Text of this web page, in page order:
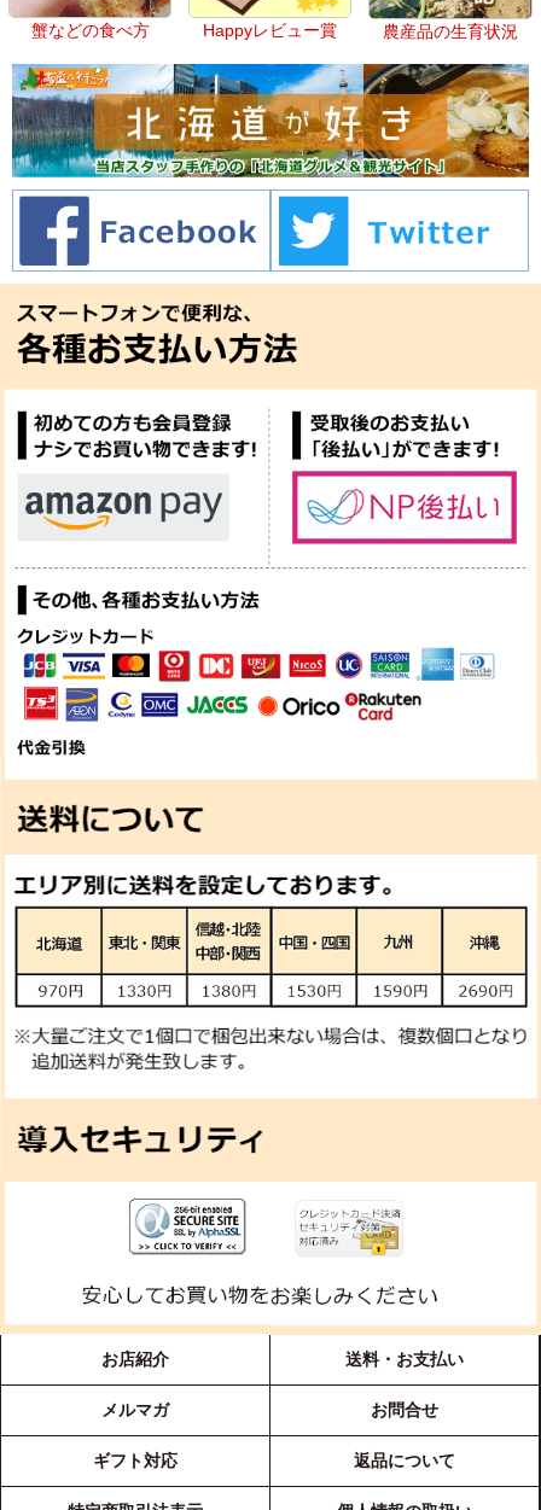
蟹などの食べ方 Happyレビュー賞 農産品の生育状況
お店紹介 送料・お支払い
メルマガ お問合せ
ギフト対応 返品について